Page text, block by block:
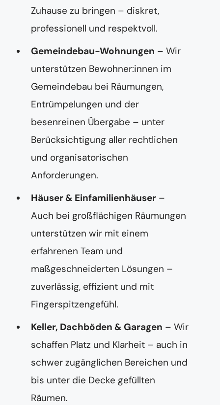
Zuhause zu bringen – diskret,
professionell und respektvoll.
Gemeindebau-Wohnungen – Wir
unterstützen Bewohner:innen im
Gemeindebau bei Räumungen,
Entrümpelungen und der
besenreinen Übergabe – unter
Berücksichtigung aller rechtlichen
und organisatorischen
Anforderungen.
Häuser & Einfamilienhäuser –
Auch bei großflächigen Räumungen
unterstützen wir mit einem
erfahrenen Team und
maßgeschneiderten Lösungen –
zuverlässig, effizient und mit
Fingerspitzengefühl.
Keller, Dachböden & Garagen – Wir
schaffen Platz und Klarheit – auch in
schwer zugänglichen Bereichen und
bis unter die Decke gefüllten
Räumen.